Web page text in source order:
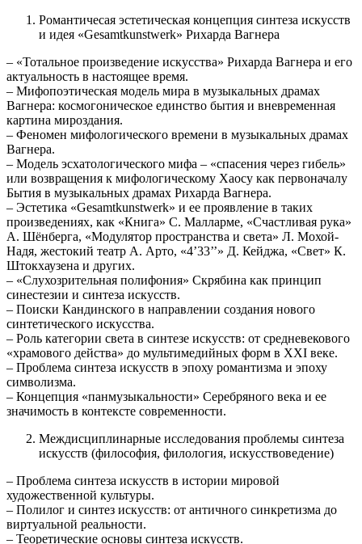
Романтичесая эстетическая концепция синтеза искусств
и идея «Gesamtkunstwerk» Рихарда Вагнера
– «Тотальное произведение искусства» Рихарда Вагнера и его
актуальность в настоящее время.
– Мифопоэтическая модель мира в музыкальных драмах
Вагнера: космогоническое единство бытия и вневременная
картина мироздания.
– Феномен мифологического времени в музыкальных драмах
Вагнера.
– Модель эсхатологического мифа – «спасения через гибель»
или возвращения к мифологическому Хаосу как первоначалу
Бытия в музыкальных драмах Рихарда Вагнера.
– Эстетика «Gesamtkunstwerk» и ее проявление в таких
произведениях, как «Книга» С. Малларме, «Счастливая рука»
А. Шёнберга, «Модулятор пространства и света» Л. Мохой-
Надя, жестокий театр А. Арто, «4’33’’» Д. Кейджа, «Свет» К.
Штокхаузена и других.
– «Слухозрительная полифония» Скрябина как принцип
синестезии и синтеза искусств.
– Поиски Кандинского в направлении создания нового
синтетического искусства.
– Роль категории света в синтезе искусств: от средневекового
«храмового действа» до мультимедийных форм в ХХI веке.
– Проблема синтеза искусств в эпоху романтизма и эпоху
символизма.
– Концепция «панмузыкальности» Серебряного века и ее
значимость в контексте современности.
Междисциплинарные исследования проблемы синтеза
искусств (философия, филология, искусствоведение)
– Проблема синтеза искусств в истории мировой
художественной культуры.
– Полилог и синтез искусств: от античного синкретизма до
виртуальной реальности.
– Теоретические основы синтеза искусств.